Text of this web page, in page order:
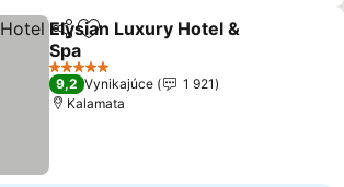
ZdieľaťPridať do obľúbených
Elysian Luxury Hotel &
Spa
Zobraziť ceny
5 Počet hviezdičiek
9,2 Vynikajúce
1 921
Kalamata